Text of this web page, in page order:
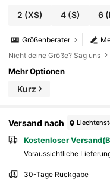
2 (XS) 4(S) 6
Größenberater
Nicht deine Größe? Sag uns
Mehr Optionen
Kurz
Versand nach
Kostenloser
Voraussichtliche
30-Tage Rückgabe